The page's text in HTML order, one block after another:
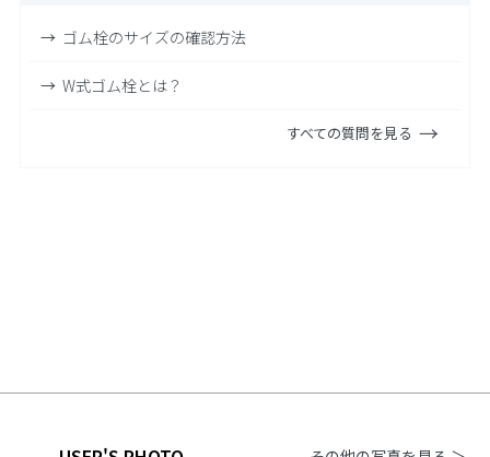
ゴム栓のサイズの確認方法
W式ゴム栓とは？
すべての質問を見る